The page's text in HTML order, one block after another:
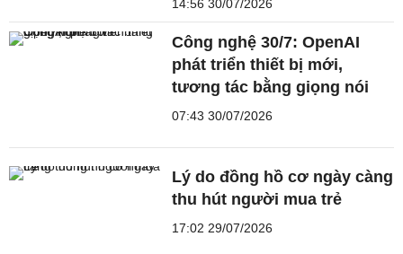
14:56 30/07/2026
Công nghệ 30/7: OpenAI
phát triển thiết bị mới,
tương tác bằng giọng nói
07:43 30/07/2026
Lý do đồng hồ cơ ngày càng
thu hút người mua trẻ
17:02 29/07/2026